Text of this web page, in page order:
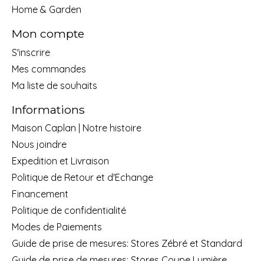
Home & Garden
Mon compte
S'inscrire
Mes commandes
Ma liste de souhaits
Informations
Maison Caplan | Notre histoire
Nous joindre
Expedition et Livraison
Politique de Retour et d'Echange
Financement
Politique de confidentialité
Modes de Paiements
Guide de prise de mesures: Stores Zébré et Standard